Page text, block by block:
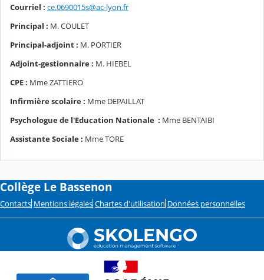
Courriel : ce.0690015s@ac-lyon.fr
Principal : M. COULET
Principal-adjoint : M. PORTIER
Adjoint-gestionnaire : M. HIEBEL
CPE : Mme ZATTIERO
Infirmière scolaire : Mme DEPAILLAT
Psychologue de l'Education Nationale : Mme BENTAIBI
Assistante Sociale : Mme TORE
Collège Le Bassenon
Contacts Mentions légales Chartes d'utilisation Données personnelles